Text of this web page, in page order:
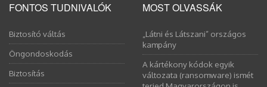
FONTOS TUDNIVALÓK
Biztosító váltás
Öngondoskodás
Biztosítás
MOST OLVASSÁK
„Látni és Látszani” országos
kampány
A kártékony kódok egyik
változata (ransomware) ismét